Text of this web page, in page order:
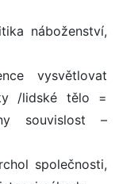
náboženství,
vysvětlovat
/lidské tělo =
souvislost –
společnosti,